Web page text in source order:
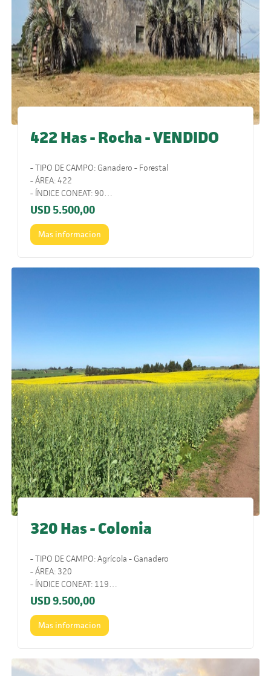
422 Has - Rocha - VENDIDO
- TIPO DE CAMPO: Ganadero - Forestal
- ÁREA: 422
- ÍNDICE CONEAT: 90
- UBICACIÓN: Al norte de la ciudad de Rocha.
- COMENTARIOS: Excelente ubicación, sobre ruta y cerca
del mar. Zona de alto valor inmobiliario y valorización.
USD5.500,00
Mas informacion
320 Has - Colonia
- TIPO DE CAMPO: Agrícola - Ganadero
- ÁREA: 320
- ÍNDICE CONEAT: 119
- UBICACIÓN: Ruta 2.
- COMENTARIOS: Muy cerca de los puertos y con alto
porcentaje agrícola. Campo de alta productividad.
USD9.500,00
Mas informacion